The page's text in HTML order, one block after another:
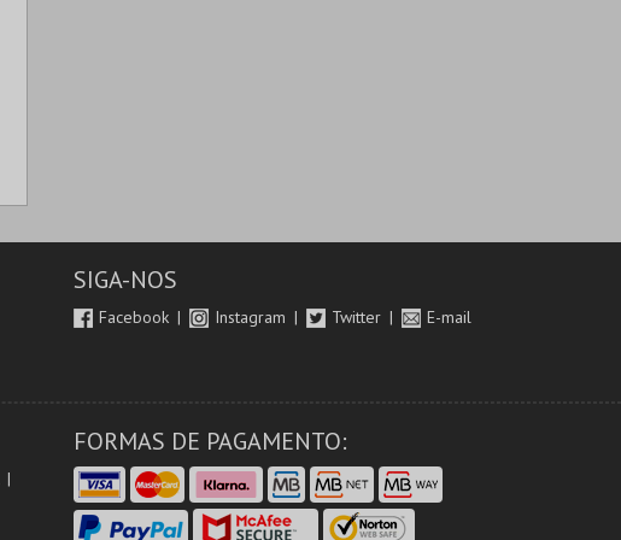
SIGA-NOS
Facebook Instagram Twitter E-mail
FORMAS DE PAGAMENTO: